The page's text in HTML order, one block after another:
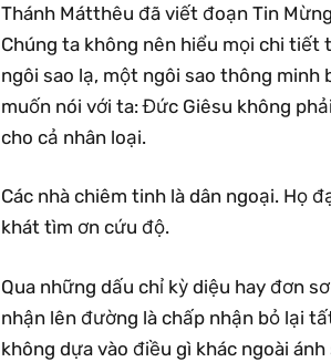
Thánh Mátthêu đã viết đoạn Tin
Chúng ta không nên hiểu mọi chi
ngôi sao lạ, một ngôi sao thông
muốn nói với ta: Đức Giêsu không
cho cả nhân loại.
Các nhà chiêm tinh là dân ngoại. Họ
khát tìm ơn cứu độ.
Qua những dấu chỉ kỳ diệu hay đơn
nhận lên đường là chấp nhận bỏ lại
không dựa vào điều gì khác ngoài